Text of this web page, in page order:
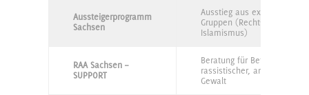
Aussteigerprogramm
Sachsen
Ausstieg aus
Gruppen (Rechts-, Links-,
Islamismus)
RAA Sachsen –
SUPPORT
Beratung für Betroffene
rassistischer,
Gewalt